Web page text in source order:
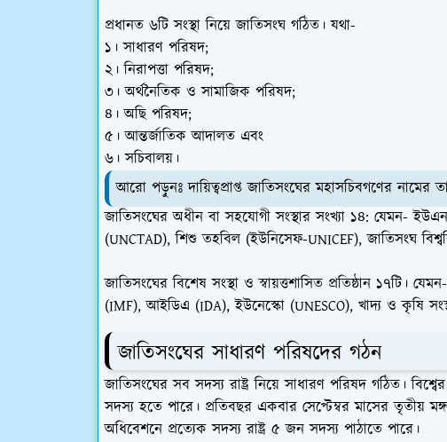
প্রধানত ৬টি সংস্থা নিয়ে জাতিসংঘ গঠিত। যথা-
১। সাধারণ পরিষদ;
২। নিরাপত্তা পরিষদ;
৩। অর্থনৈতিক ও সামাজিক পরিষদ;
৪। অছি পরিষদ;
৫। আন্তর্জাতিক আদালত এবং
৬। সচিবালয়।
আরো পড়ুনঃদায়িত্বপ্রাপ্ত জাতিসংঘের মহাসচিবগণের নামের
জাতিসংঘের অধীন বা সহযোগী সংস্থার সংখ্যা ১৪: যেমন-
(UNCTAD), শিশু তহবিল (ইউনিসেফ-UNICEF), জাতিসংঘ
জাতিসংঘের বিশেষ সংস্থা ও স্বায়ত্তশাসিত প্রতিষ্ঠান
(IMF), আইডিএ (IDA), ইউনেস্কো (UNESCO), খাদ্য ও কৃষি
জাতিসংঘের সাধারণ পরিষদের গঠন
জাতিসংঘের সব সদস্য রাষ্ট্র নিয়ে সাধারণ পরিষদ গঠিত।
সদস্য হতে পারে। প্রতিবছর একবার সেপ্টেম্বর মাসের তৃতীয়
অধিবেশনে প্রত্যেক সদস্য রাষ্ট্র ৫ জন সদস্য পাঠাতে পারে।